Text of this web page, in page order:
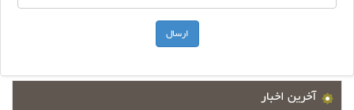
آخرین اخبار